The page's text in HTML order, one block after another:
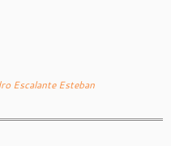
Escalante Esteban